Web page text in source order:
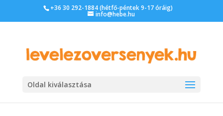
+36 30 292-1884 (hétfő-péntek 9-17 óráig)
info@hebe.hu
Oldal kiválasztása